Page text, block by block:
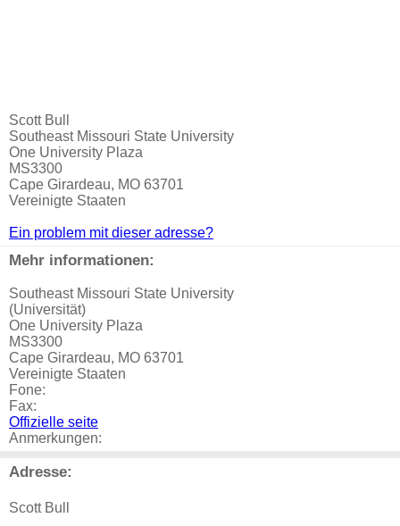
Scott Bull
Southeast Missouri State University
One University Plaza
MS3300
Cape Girardeau, MO 63701
Vereinigte Staaten
Ein problem mit dieser adresse?
Mehr informationen:
Southeast Missouri State University
(Universität)
One University Plaza
MS3300
Cape Girardeau, MO 63701
Vereinigte Staaten
Fone:
Fax:
Offizielle seite
Anmerkungen:
Adresse:
Scott Bull